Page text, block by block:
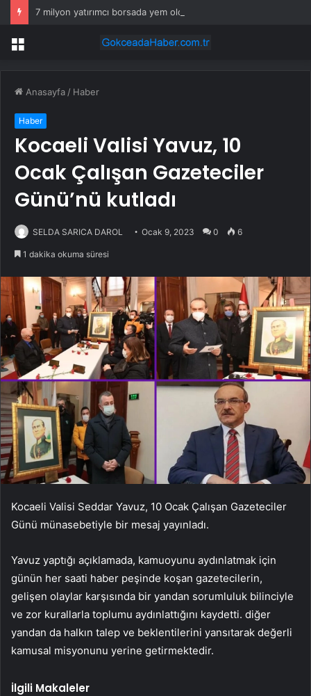
7 milyon yatırımcı borsada yem oldu
Menü
Anasayfa / Haber
Haber
Kocaeli Valisi Yavuz, 10
Ocak Çalışan Gazeteciler
Günü’nü kutladı
SELDA SARICA DAROL Ocak 9, 2023 0 6
1 dakika okuma süresi
Kocaeli Valisi Seddar Yavuz, 10 Ocak Çalışan Gazeteciler
Günü münasebetiyle bir mesaj yayınladı.
Yavuz yaptığı açıklamada, kamuoyunu aydınlatmak için
günün her saati haber peşinde koşan gazetecilerin,
gelişen olaylar karşısında bir yandan sorumluluk bilinciyle
ve zor kurallarla toplumu aydınlattığını kaydetti. diğer
yandan da halkın talep ve beklentilerini yansıtarak değerli
kamusal misyonunu yerine getirmektedir.
İlgili Makaleler